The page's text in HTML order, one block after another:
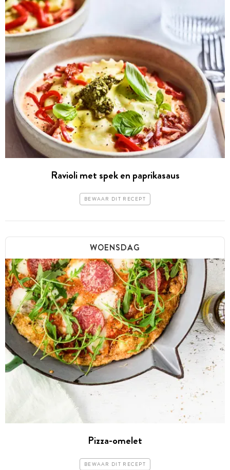
Ravioli met spek en paprikasaus
BEWAAR DIT RECEPT
WOENSDAG
Pizza-omelet
BEWAAR DIT RECEPT